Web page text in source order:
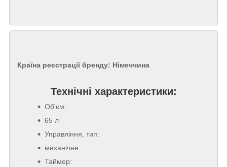
Технічні характеристики:
Об'єм:
65 л
Управління, тип:
механічне
Таймер:
Країна реєстрації бренду: Німеччина